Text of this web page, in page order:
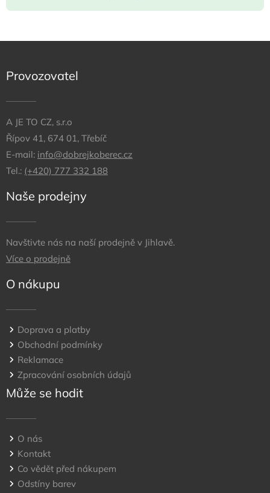
Provozovatel
A JE TO CZ, s.r.o
Řípov 41, 674 01, Třebíč
E-mail: info@dobrejkoberec.cz
Tel.: (+420) 777 332 188
Naše prodejny
Navštivte nás na naší prodejně v Jihlavě.
Více o prodejně
O nákupu
Doprava a platby
Obchodní podmínky
Reklamace
Zpracování osobních údajů
Může se hodit
O nás
Kontakt
Co vědět před nákupem
Odstíny barev